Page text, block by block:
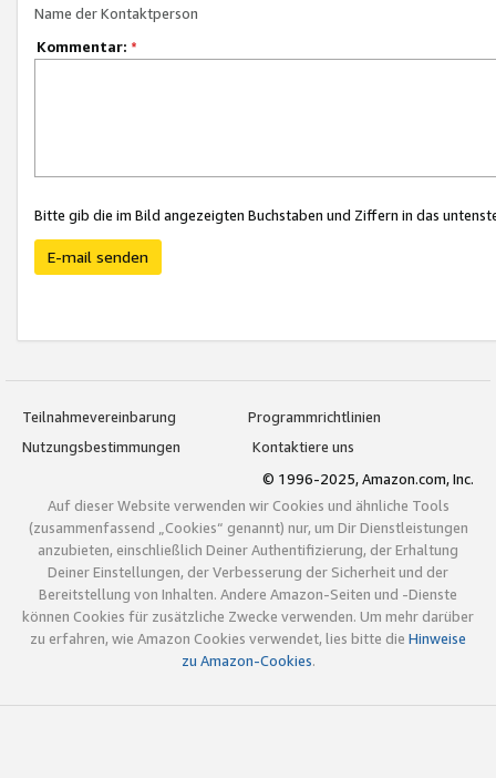
Name der Kontaktperson
Kommentar: *
Bitte gib die im Bild angezeigten Buchstaben und Ziffern in das
E-mail senden
Teilnahmevereinbarung
Programmrichtlinien
Nutzungsbestimmungen
Kontaktiere uns
© 1996-2025, Amazon.com, Inc.
Auf dieser Website verwenden wir Cookies und ähnliche Tools
(zusammenfassend „Cookies“ genannt) nur, um Dir Dienstleistungen
anzubieten, einschließlich Deiner Authentifizierung, der Erhaltung
Deiner Einstellungen, der Verbesserung der Sicherheit und der
Bereitstellung von Inhalten. Andere Amazon-Seiten und -Dienste
können Cookies für zusätzliche Zwecke verwenden. Um mehr darüber
zu erfahren, wie Amazon Cookies verwendet, lies bitte die Hinweise
zu Amazon-Cookies.